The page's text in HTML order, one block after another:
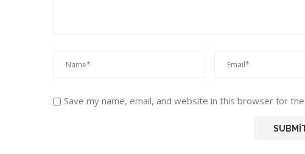
Save my name, email, and website in this browser for